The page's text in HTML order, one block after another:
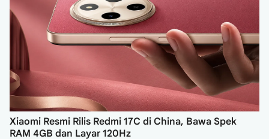
Xiaomi Resmi Rilis Redmi 17C di China, Bawa Spek
RAM 4GB dan Layar 120Hz